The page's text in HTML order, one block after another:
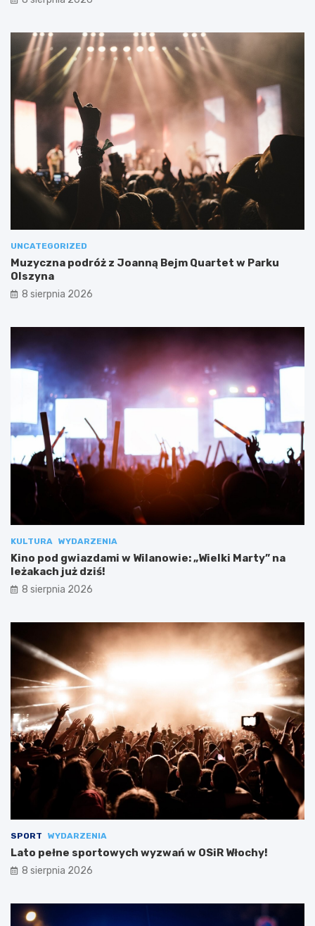
UNCATEGORIZED
Muzyczna podróż z Joanną Bejm Quartet w Parku
Olszyna
8 sierpnia 2026
KULTURA WYDARZENIA
Kino pod gwiazdami w Wilanowie: „Wielki Marty” na
leżakach już dziś!
8 sierpnia 2026
SPORT WYDARZENIA
Lato pełne sportowych wyzwań w OSiR Włochy!
8 sierpnia 2026